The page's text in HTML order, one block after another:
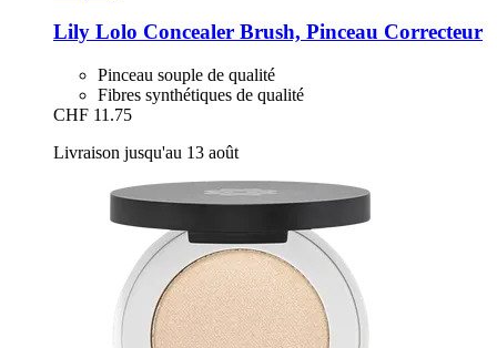
Lily Lolo Concealer Brush, Pinceau Correcteur
Pinceau souple de qualité
Fibres synthétiques de qualité
CHF 11.75
Livraison jusqu'au 13 août